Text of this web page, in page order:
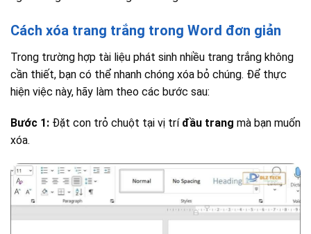
Cách xóa trang trắng trong Word đơn giản
Trong trường hợp tài liệu phát sinh nhiều trang trắng không
cần thiết, bạn có thể nhanh chóng xóa bỏ chúng. Để thực
hiện việc này, hãy làm theo các bước sau:
Bước 1: Đặt con trỏ chuột tại vị trí đầu trang mà bạn muốn
xóa.